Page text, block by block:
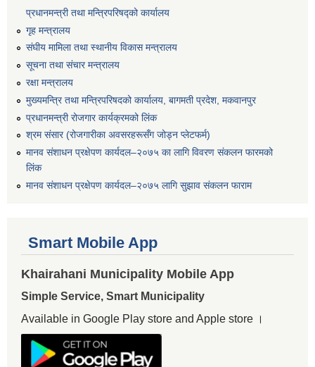
प्रधानमन्त्री तथा मन्त्रिपरिषद्को कार्यालय
गृह मन्त्रालय
संघीय मामिला तथा स्थानीय विकास मन्त्रालय
सूचना तथा संचार मन्त्रालय
रक्षा मन्त्रालय
मुख्यमन्त्रि तथा मन्त्रिपरिषदको कार्यालय, बागमती प्रदेश, मकवानपुर
प्रधानमन्त्री रोजगार कार्यक्रमको लिंक
श्रम संसार (रोजगारीका अवसरहरूसँग जोड्न प्लेटफर्म)
मानव संशाधन प्रक्षेपण कार्यदल–२०७५ का लागि विवरण संकलन फारमको
लिंक
मानव संशाधन प्रक्षेपण कार्यदल–२०७५ लागि सुझाव संकलन फाराम
Smart Mobile App
Khairahani Municipality Mobile App
Simple Service, Smart Municipality
Available in Google Play store and Apple store ।